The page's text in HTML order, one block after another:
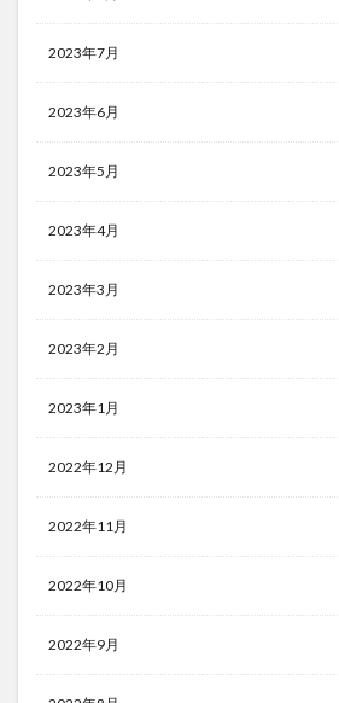
2023年7月
2023年6月
2023年5月
2023年4月
2023年3月
2023年2月
2023年1月
2022年12月
2022年11月
2022年10月
2022年9月